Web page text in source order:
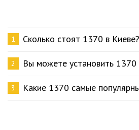
1 Сколько стоят 1370 в Киеве?
2 Вы можете установить
3 Какие 1370 самые